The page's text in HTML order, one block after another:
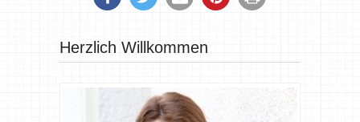
Herzlich Willkommen